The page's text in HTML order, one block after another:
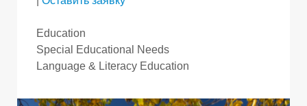
Education
Special Educational Needs
Language & Literacy Education